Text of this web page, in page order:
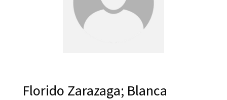
Florido Zarazaga; Blanca